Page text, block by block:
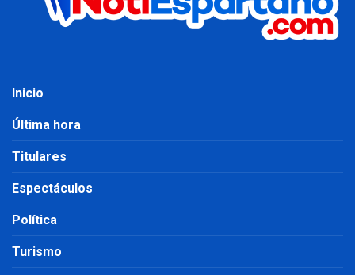
Inicio
Última hora
Titulares
Espectáculos
Política
Turismo